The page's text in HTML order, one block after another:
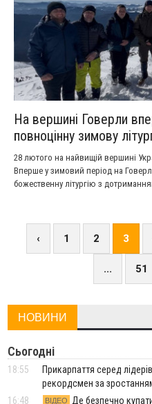
На вершині Говерли
повноцінну зимову
28 лютого на найвищій вершині
Вперше у зимовий період на
божественну літургію з
‹ 1 2 3
... 51
НОВИНИ
Сьогодні
18:55
Прикарпаття серед
рекордсмен за
16:48
ВІДЕО Де безпечно